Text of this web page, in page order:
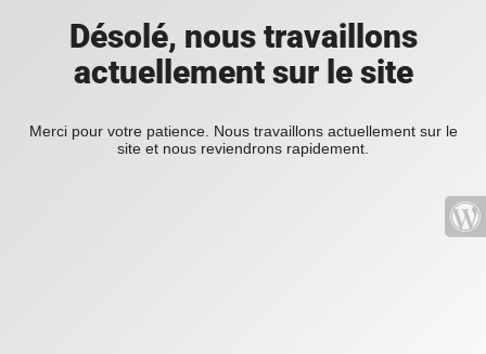
Désolé, nous travaillons
actuellement sur le site
Merci pour votre patience. Nous travaillons actuellement sur le
site et nous reviendrons rapidement.